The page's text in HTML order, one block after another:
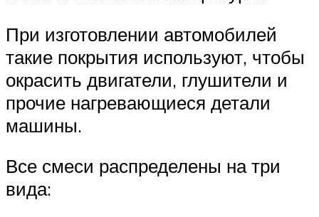
При изготовлении автомобилей
такие покрытия используют, чтобы
окрасить двигатели, глушители и
прочие нагревающиеся детали
машины.
Все смеси распределены на три
вида: